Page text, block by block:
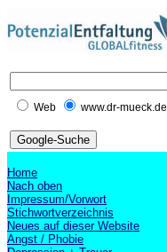
Web www.dr-mueck.de
Home
Nach oben
Impressum/Vorwort
Stichwortverzeichnis
Neues auf dieser Website
Angst / Phobie